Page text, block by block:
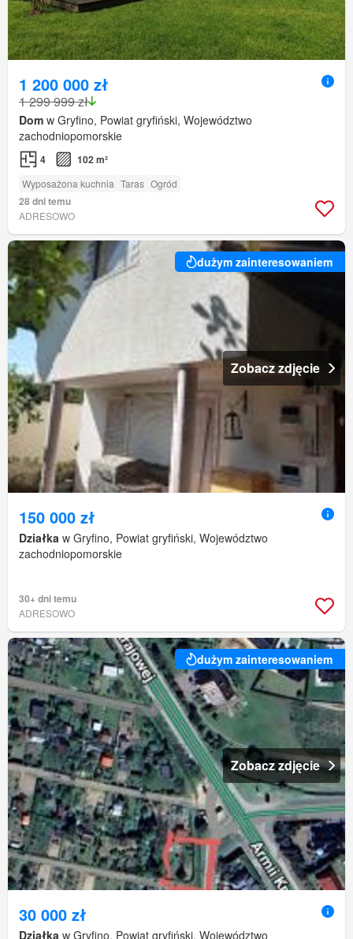
1 200 000 zł
1 299 999 zł
Dom w Gryfino, Powiat gryfiński, Województwo
zachodniopomorskie
4 102 m²
Wyposażona kuchnia Taras Ogród
28 dni temu
ADRESOWO
dużym zainteresowaniem
Zobacz zdjęcie
150 000 zł
Działka w Gryfino, Powiat gryfiński, Województwo
zachodniopomorskie
30+ dni temu
ADRESOWO
dużym zainteresowaniem
Zobacz zdjęcie
30 000 zł
Działka w Gryfino, Powiat gryfiński, Województwo